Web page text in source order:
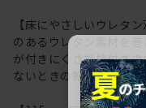
【床にやさしいウレタ
のあるウレタン素材を
が付きにくき抵抗付き
ないときの転がりを防ぐ